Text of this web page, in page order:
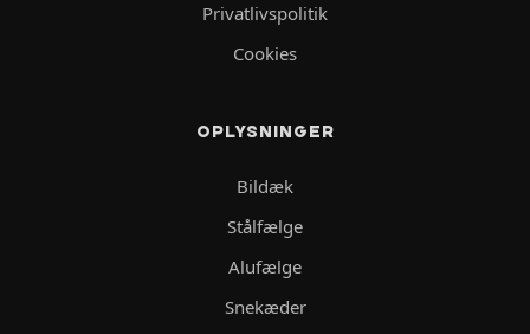
Privatlivspolitik
Cookies
OPLYSNINGER
Bildæk
Stålfælge
Alufælge
Snekæder